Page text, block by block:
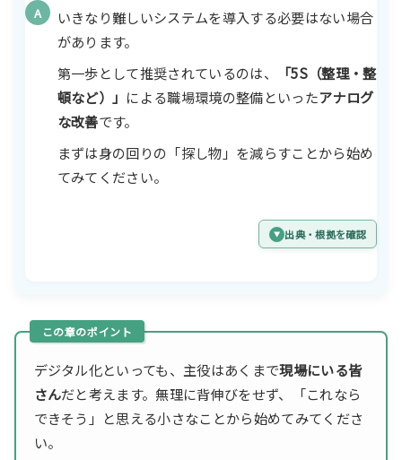
A
いきなり難しいシステムを導入する必要はない場合
があります。
第一歩として推奨されているのは、
「5S（整理・整
頓など）」 による職場環境の整備といったアナログ
な改善です。
まずは身の回りの「探し物」を減らすことから始め
てみてください。
出典・根拠を確認
デジタル化といっても、主役はあくまで現場にいる皆
さんだと考えます。無理に背伸びをせず、「これなら
できそう」と思える小さなことから始めてみてくださ
い。